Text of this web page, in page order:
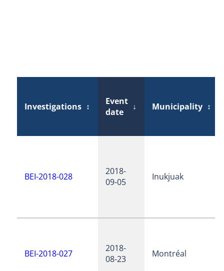
Investigations ↕
Event
date
↓ Municipality ↕
BEI-2018-028
2018-
09-05
Inukjuak
BEI-2018-027
2018-
08-23
Montréal